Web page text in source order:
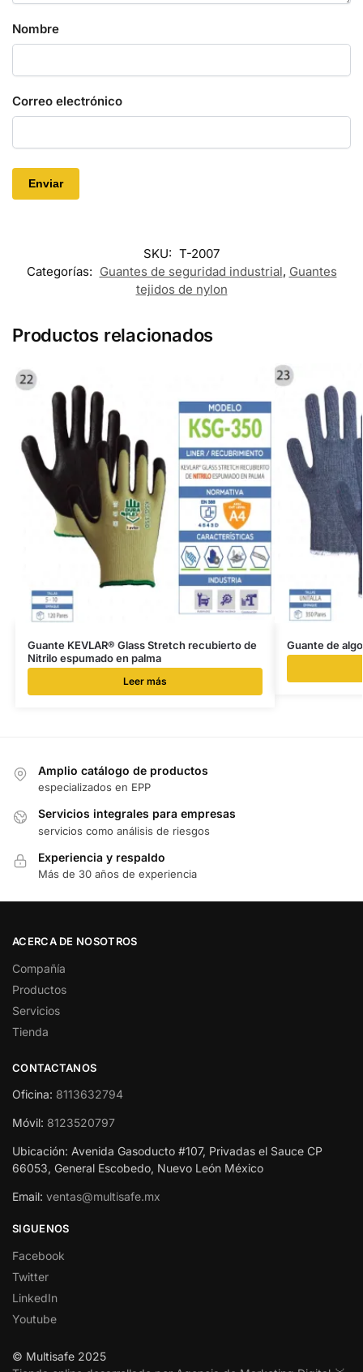
Nombre
Correo electrónico
SKU: T-2007
Categorías: Guantes de seguridad industrial, Guantes
tejidos de nylon
Productos relacionados
Guante KEVLAR® Glass Stretch recubierto de
Nitrilo espumado en palma
Leer más
Guante de
Amplio catálogo de productos
especializados en EPP
Servicios integrales para empresas
servicios como análisis de riesgos
Experiencia y respaldo
Más de 30 años de experiencia
ACERCA DE NOSOTROS
Compañía
Productos
Servicios
Tienda
CONTACTANOS
Oficina: 8113632794
Móvil: 8123520797
Ubicación: Avenida Gasoducto #107, Privadas el Sauce CP
66053, General Escobedo, Nuevo León México
Email: ventas@multisafe.mx
SIGUENOS
Facebook
Twitter
LinkedIn
Youtube
© Multisafe 2025